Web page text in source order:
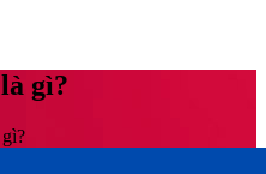
gì?